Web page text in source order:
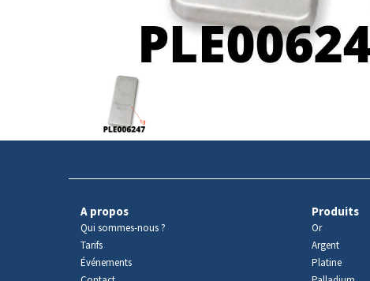
produit
A propos
Qui sommes-nous ?
Tarifs
Événements
Produits
Or
Argent
Platine